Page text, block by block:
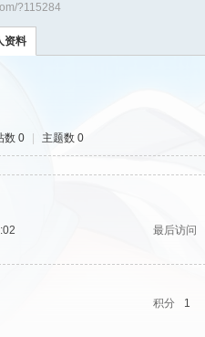
?115284
资料
数 0 主题数 0
最后访问
积分 1